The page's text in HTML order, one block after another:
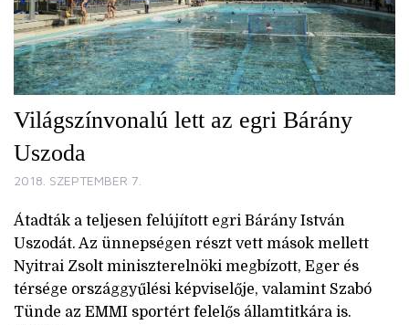
Világszínvonalú lett az egri Bárány
Uszoda
2018. SZEPTEMBER 7.
Átadták a teljesen felújított egri Bárány István
Uszodát. Az ünnepségen részt vett mások mellett
Nyitrai Zsolt miniszterelnöki megbízott, Eger és
térsége országgyűlési képviselője, valamint Szabó
Tünde az EMMI sportért felelős államtitkára is.